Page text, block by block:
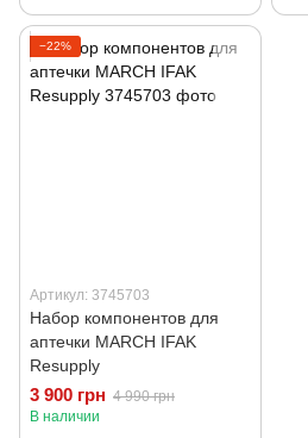
−22%
Артикул: 3745703
Набор компонентов для
аптечки MARCH IFAK
Resupply
3 900 грн 4 990 грн
В наличии